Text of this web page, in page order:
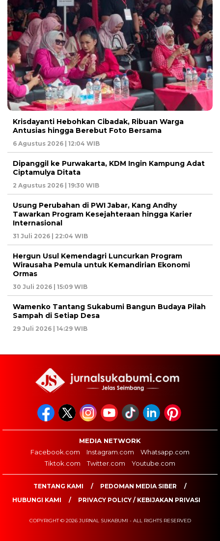
Krisdayanti Hebohkan Cibadak, Ribuan Warga
Antusias hingga Berebut Foto Bersama
6 Agustus 2026 | 12:04 WIB
Dipanggil ke Purwakarta, KDM Ingin Kampung Adat
Ciptamulya Ditata
2 Agustus 2026 | 19:30 WIB
Usung Perubahan di PWI Jabar, Kang Andhy
Tawarkan Program Kesejahteraan hingga Karier
Internasional
31 Juli 2026 | 22:04 WIB
Hergun Usul Kemendagri Luncurkan Program
Wirausaha Pemula untuk Kemandirian Ekonomi
Ormas
30 Juli 2026 | 15:09 WIB
Wamenko Tantang Sukabumi Bangun Budaya Pilah
Sampah di Setiap Desa
29 Juli 2026 | 14:29 WIB
MEDIA NETWORK
Facebook.com
Instagram.com
Whatsapp.com
Tiktok.com
Twitter.com Youtube.com
TENTANG KAMI
PEDOMAN MEDIA SIBER
HUBUNGI KAMI
PRIVACY POLICY / KEBIJAKAN PRIVASI
COPYRIGHT © 2026 JURNAL SUKABUMI - ALL RIGHTS RESERVED